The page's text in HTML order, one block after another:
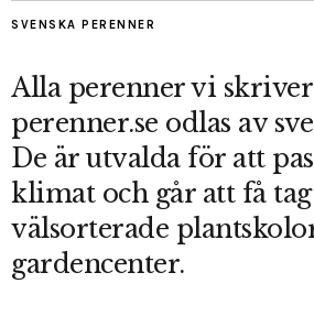
SVENSKA PERENNER
Alla perenner vi
perenner.se odlas av
De är utvalda för att
klimat och går att få
välsorterade
gardencenter.